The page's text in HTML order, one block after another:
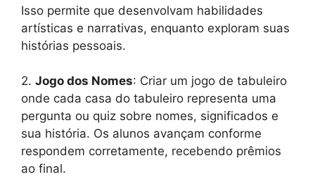
Isso permite que desenvolvam habilidades
artísticas e narrativas, enquanto exploram suas
histórias pessoais.
2. Jogo dos Nomes: Criar um jogo de tabuleiro
onde cada casa do tabuleiro representa uma
pergunta ou quiz sobre nomes, significados e
sua história. Os alunos avançam conforme
respondem corretamente, recebendo prêmios
ao final.